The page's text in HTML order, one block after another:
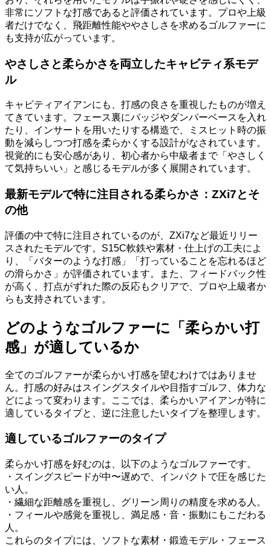
非常にソフトな打感であると評価されています。プロや上級
者だけでなく、飛距離性能ややさしさを求めるゴルファーに
も支持が広がっています。
やさしさと柔らかさを両立したキャビティ系モデ
ル
キャビティアイアンにも、打感の良さを重視したものが増え
てきています。フェース裏にバッジやダンパーベースを入れ
たり、インサートを用いたりする構造で、ミスヒット時の振
動を減らしつつ打感を柔らかくする設計がなされています。
視覚的にも安心感があり、初心者から中級者まで「やさしく
て気持ちいい」と感じるモデルが多く展開されています。
最新モデルで特に注目される柔らかさ：ZXi7とそ
の他
評価の中で特に注目されているのが、ZXi7など最近リリー
スされたモデルです。S15C軟鉄や素材・仕上げの工夫によ
り、「バターのような打感」「打っていることを忘れるほど
の滑らかさ」が評価されています。また、フィードバック性
が高く、打点がずれた際の反応もクリアで、プロや上級者か
らも支持されています。
どのようなゴルファーに「柔らかい打
感」が適しているか
全てのゴルファーが柔らかい打感を望むわけではありませ
ん。打感の好みはスイングスタイルや目指すゴルフ、体力な
どによって変わります。ここでは、柔らかいアイアンが特に
適しているタイプと、逆に注意したいタイプを整理します。
適しているゴルファーのタイプ
柔らかい打感を好むのは、以下のようなゴルファーです。
・スイングスピードが中〜遅めで、インパクトで圧を感じた
い人。
・繊細な距離感を重視し、グリーン周りの精度を求める人。
・フィールや感覚を重視し、満足感・音・振動にもこだわる
人。
これらのタイプには、ソフトな素材・鍛造モデル・フェース